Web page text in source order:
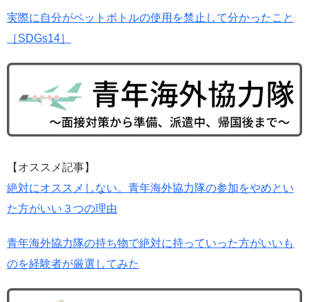
実際に自分がペットボトルの使用を禁止して分かったこと
［SDGs14］
【オススメ記事】
絶対にオススメしない。青年海外協力隊の参加をやめとい
た方がいい３つの理由
青年海外協力隊の持ち物で絶対に持っていった方がいいも
のを経験者が厳選してみた